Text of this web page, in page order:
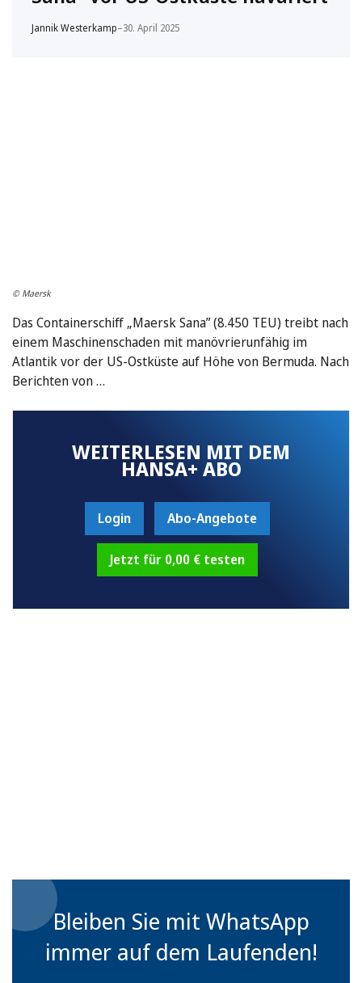
Jannik Westerkamp–30. April 2025
© Maersk
Das Containerschiff „Maersk Sana” (8.450 TEU) treibt nach
einem Maschinenschaden mit manövrierunfähig im
Atlantik vor der US-Ostküste auf Höhe von Bermuda. Nach
Berichten von …
WEITERLESEN MIT DEM
HANSA+ ABO
Login Abo-Angebote
Jetzt für 0,00 € testen
Bleiben Sie mit WhatsApp
immer auf dem Laufenden!